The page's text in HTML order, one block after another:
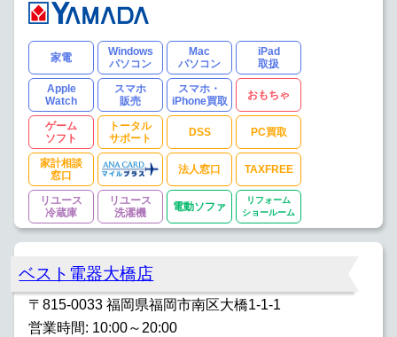
家電
Windows
パソコン
Mac
パソコン
iPad
取扱
Apple
Watch
スマホ
販売
スマホ・
iPhone買取
おもちゃ
ゲーム
ソフト
トータル
サポート
DSS PC買取
家計相談
窓口
法人窓口 TAXFREE
リユース
冷蔵庫
リユース
洗濯機
電動ソファ
リフォーム
ショールーム
ベスト電器大橋店
〒815-0033 福岡県福岡市南区大橋1-1-1
営業時間: 10:00～20:00